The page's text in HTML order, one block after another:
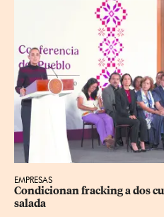
EMPRESAS
Condicionan fracking a dos
salada